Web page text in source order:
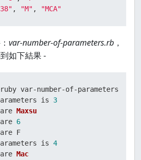
, "M" , "MCA"
var-number-of-parameters.rb ，
如下結果 -
is 3
Maxsu
6
is 4
Mac